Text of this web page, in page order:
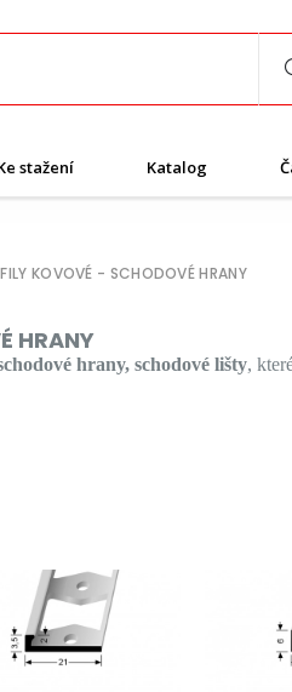
stažení Katalog
KOVOVÉ - SCHODOVÉ HRANY
HRANY
hrany, schodové lišty,